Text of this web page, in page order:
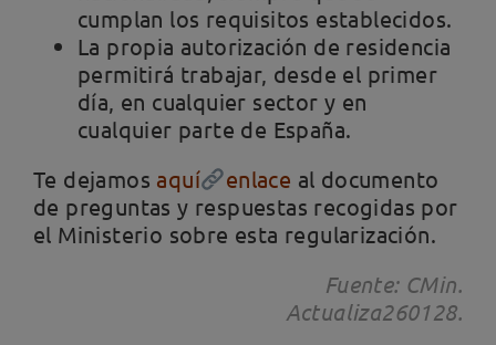
cumplan los requisitos establecidos.
La propia autorización de residencia
permitirá trabajar, desde el primer
día, en cualquier sector y en
cualquier parte de España.
Te dejamos aquí enlace al documento
de preguntas y respuestas recogidas por
el Ministerio sobre esta regularización.
Fuente: CMin.
Actualiza260128.